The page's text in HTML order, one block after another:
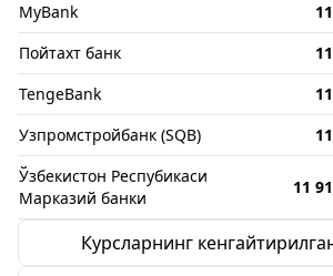
MyBank
Пойтахт банк
TengeBank
Узпромстройбанк (SQB)
Ўзбекистон Респубикаси
Марказий банки
11
Курсларнинг